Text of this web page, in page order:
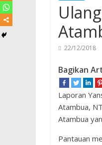
22/12/2018
Bagikan
Laporan
Atambua,
Atambua
Pantauan